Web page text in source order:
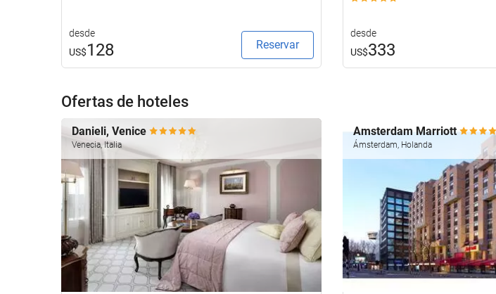
desde
US$128 Reservar
desde
US$333
Ofertas de hoteles
Danieli, Venice
Venecia, Italia
Amsterdam Marriott
Ámsterdam, Holanda